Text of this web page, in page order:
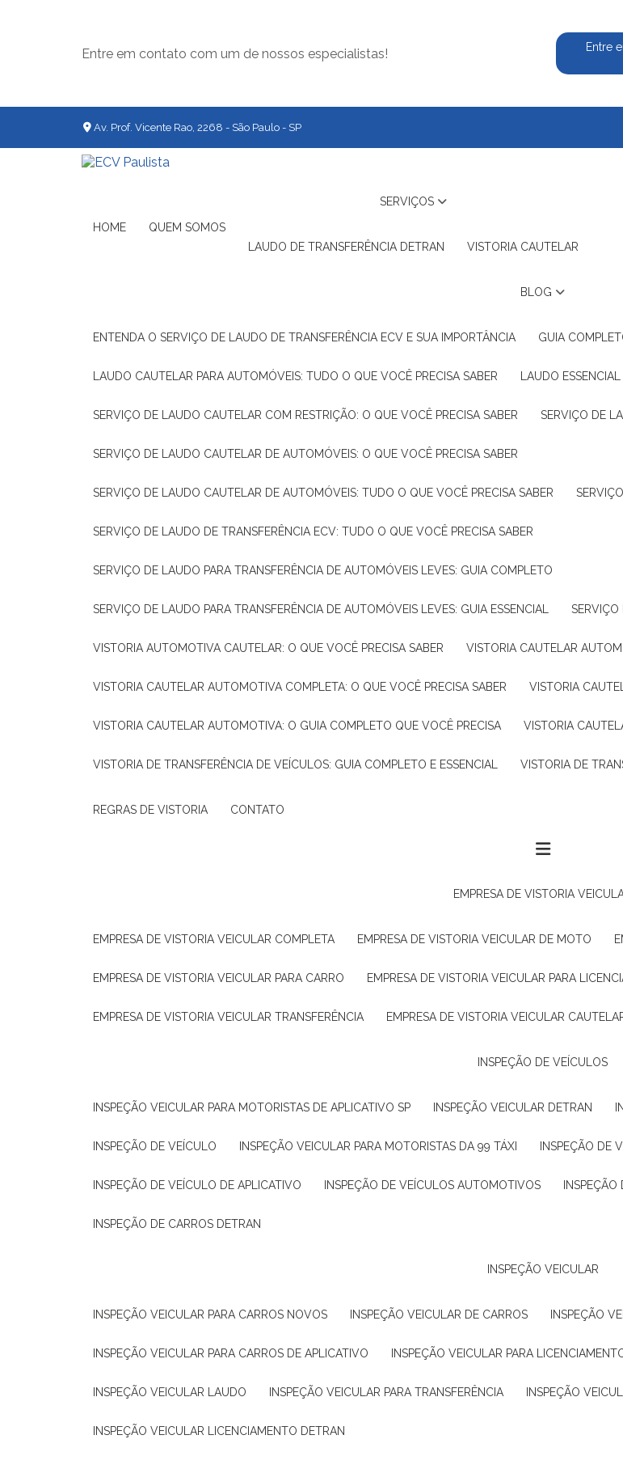
Entre em contato com um de nossos especialistas!
Entre
Av. Prof. Vicente Rao, 2268 - São Paulo - SP
HOME QUEM SOMOS
SERVIÇOS
LAUDO DE TRANSFERÊNCIA DETRAN VISTORIA CAUTELAR
BLOG
ENTENDA O SERVIÇO DE LAUDO DE TRANSFERÊNCIA ECV E SUA IMPORTÂNCIA GUIA
LAUDO CAUTELAR PARA AUTOMÓVEIS: TUDO O QUE VOCÊ PRECISA SABER LAUDO
SERVIÇO DE LAUDO CAUTELAR COM RESTRIÇÃO: O QUE VOCÊ PRECISA SABER SERVIÇO DE
SERVIÇO DE LAUDO CAUTELAR DE AUTOMÓVEIS: O QUE VOCÊ PRECISA SABER
SERVIÇO DE LAUDO CAUTELAR DE AUTOMÓVEIS: TUDO O QUE VOCÊ PRECISA SABER
SERVIÇO DE LAUDO DE TRANSFERÊNCIA ECV: TUDO O QUE VOCÊ PRECISA SABER
SERVIÇO DE LAUDO PARA TRANSFERÊNCIA DE AUTOMÓVEIS LEVES: GUIA COMPLETO
SERVIÇO DE LAUDO PARA TRANSFERÊNCIA DE AUTOMÓVEIS LEVES: GUIA ESSENCIAL
VISTORIA AUTOMOTIVA CAUTELAR: O QUE VOCÊ PRECISA SABER VISTORIA CAUTELAR
VISTORIA CAUTELAR AUTOMOTIVA COMPLETA: O QUE VOCÊ PRECISA SABER VISTORIA
VISTORIA CAUTELAR AUTOMOTIVA: O GUIA COMPLETO QUE VOCÊ PRECISA VISTORIA
VISTORIA DE TRANSFERÊNCIA DE VEÍCULOS: GUIA COMPLETO E ESSENCIAL VISTORIA DE
REGRAS DE VISTORIA CONTATO
EMPRESA DE VISTORIA
EMPRESA DE VISTORIA VEICULAR COMPLETA EMPRESA DE VISTORIA VEICULAR DE MOTO
EMPRESA DE VISTORIA VEICULAR PARA CARRO EMPRESA DE VISTORIA VEICULAR PARA
EMPRESA DE VISTORIA VEICULAR TRANSFERÊNCIA EMPRESA DE VISTORIA VEICULAR
INSPEÇÃO DE VEÍCULOS
INSPEÇÃO VEICULAR PARA MOTORISTAS DE APLICATIVO SP INSPEÇÃO VEICULAR DETRAN
INSPEÇÃO DE VEÍCULO INSPEÇÃO VEICULAR PARA MOTORISTAS DA 99 TÁXI INSPEÇÃO DE
INSPEÇÃO DE VEÍCULO DE APLICATIVO INSPEÇÃO DE VEÍCULOS AUTOMOTIVOS
INSPEÇÃO DE CARROS DETRAN
INSPEÇÃO VEICULAR
INSPEÇÃO VEICULAR PARA CARROS NOVOS INSPEÇÃO VEICULAR DE CARROS INSPEÇÃO
INSPEÇÃO VEICULAR PARA CARROS DE APLICATIVO INSPEÇÃO VEICULAR PARA
INSPEÇÃO VEICULAR LAUDO INSPEÇÃO VEICULAR PARA TRANSFERÊNCIA INSPEÇÃO
INSPEÇÃO VEICULAR LICENCIAMENTO DETRAN